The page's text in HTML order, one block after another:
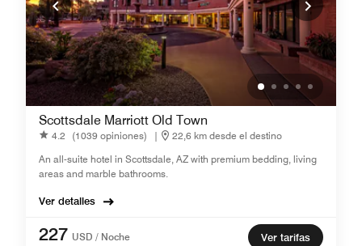
Scottsdale Marriott Old Town
4.2 (1039 opiniones) |
22,6 km desde el destino
An all-suite hotel in Scottsdale, AZ with premium bedding, living
areas and marble bathrooms.
Ver detalles
227 USD / Noche
Ver tarifas